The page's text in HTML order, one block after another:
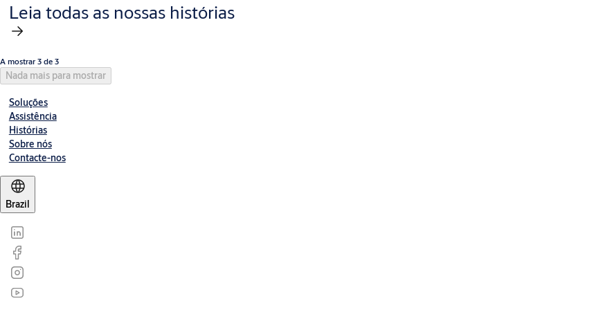
Leia todas as nossas histórias
A mostrar 3 de 3
Nada mais para mostrar
Soluções
Assistência
Histórias
Sobre nós
Contacte-nos
Brazil